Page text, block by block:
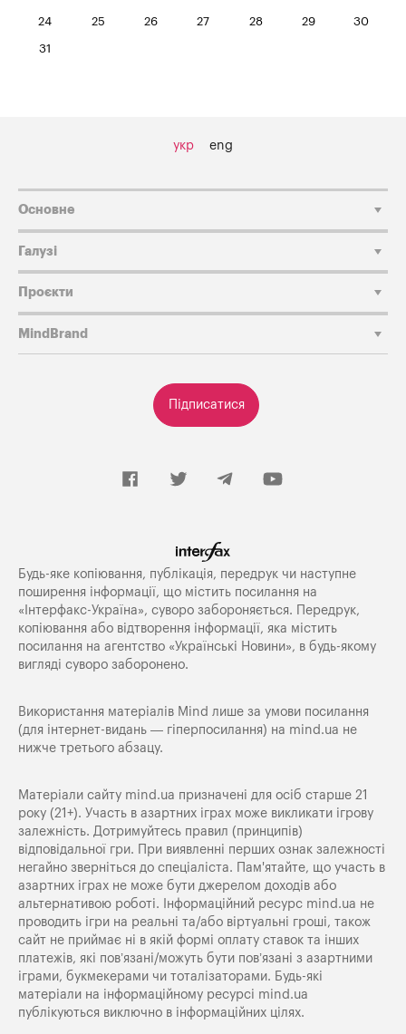
24 25 26 27 28 29 30
31
укр eng
Підписатися
Основне
Галузі
Проєкти
MindBrand
Будь-яке копiювання, публiкацiя, передрук чи наступне
поширення iнформацiї, що мiстить посилання на
«Iнтерфакс-Україна», суворо забороняється. Передрук,
копіювання або відтворення інформації, яка містить
посилання на агентство «Українські Новини», в будь-якому
вигляді суворо заборонено.
Використання матеріалів Mind лише за умови посилання
(для інтернет-видань — гіперпосилання) на mind.ua не
нижче третього абзацу.
Матеріали сайту mind.ua призначені для осіб старше 21
року (21+). Участь в азартних іграх може викликати ігрову
залежність. Дотримуйтесь правил (принципів)
відповідальної гри. При виявленні перших ознак залежності
негайно зверніться до спеціаліста. Пам'ятайте, що участь в
азартних іграх не може бути джерелом доходів або
альтернативою роботі. Інформаційний ресурс mind.ua не
проводить ігри на реальні та/або віртуальні гроші, також
сайт не приймає ні в якій формі оплату ставок та інших
платежів, які пов’язані/можуть бути пов’язані з азартними
іграми, букмекерами чи тоталізаторами. Будь-які
матеріали на інформаційному ресурсі mind.ua
публікуються виключно в інформаційних цілях.